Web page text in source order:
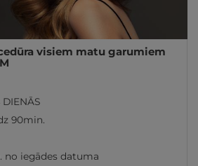
visiem matu garumiem
DIENĀS
90min.
no iegādes datuma